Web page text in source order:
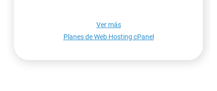
Ver más
Planes de Web Hosting cPanel